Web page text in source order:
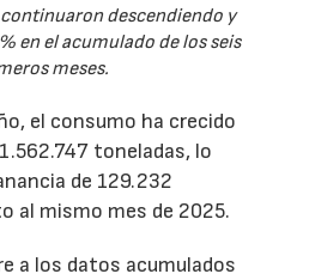
descendiendo y
en el acumulado de los seis
meses.
el consumo ha crecido
toneladas, lo
de 129.232
al mismo mes de 2025.
a los datos acumulados